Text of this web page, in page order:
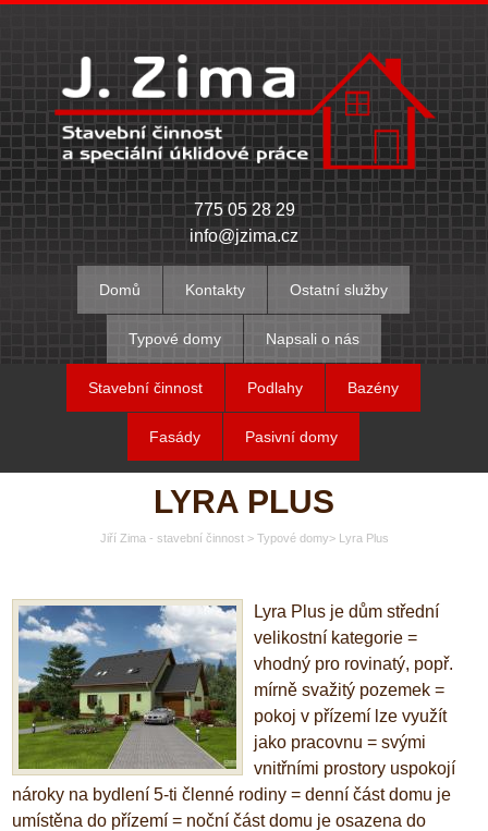
775 05 28 29
info@jzima.cz
Domů Kontakty Ostatní služby
Typové domy Napsali o nás
Stavební činnost Podlahy Bazény
Fasády Pasivní domy
LYRA PLUS
Jiří Zima - stavební činnost> Typové domy> Lyra Plus
Lyra Plus je dům střední
velikostní kategorie=
vhodný pro rovinatý, popř.
mírně svažitý pozemek=
pokoj v přízemí lze využít
jako pracovnu= svými
vnitřními prostory uspokojí
nároky na bydlení 5-ti členné rodiny= denní část domu je
umístěna do přízemí= noční část domu je osazena do